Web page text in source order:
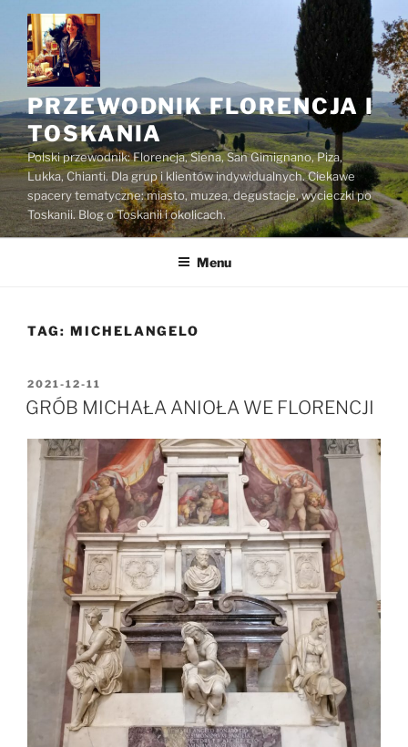
Przejdź
treści
PRZEWODNIK FLORENCJA I
TOSKANIA
Polski przewodnik: Florencja, Siena, San Gimignano, Piza,
Lukka, Chianti. Dla grup i klientów indywidualnych. Ciekawe
spacery tematyczne: miasto, muzea, degustacje, wycieczki po
Toskanii. Blog o Toskanii i okolicach.
Menu
TAG: MICHELANGELO
OPUBLIKOWANE
W
2021-12-11
GRÓB MICHAŁA ANIOŁA WE FLORENCJI